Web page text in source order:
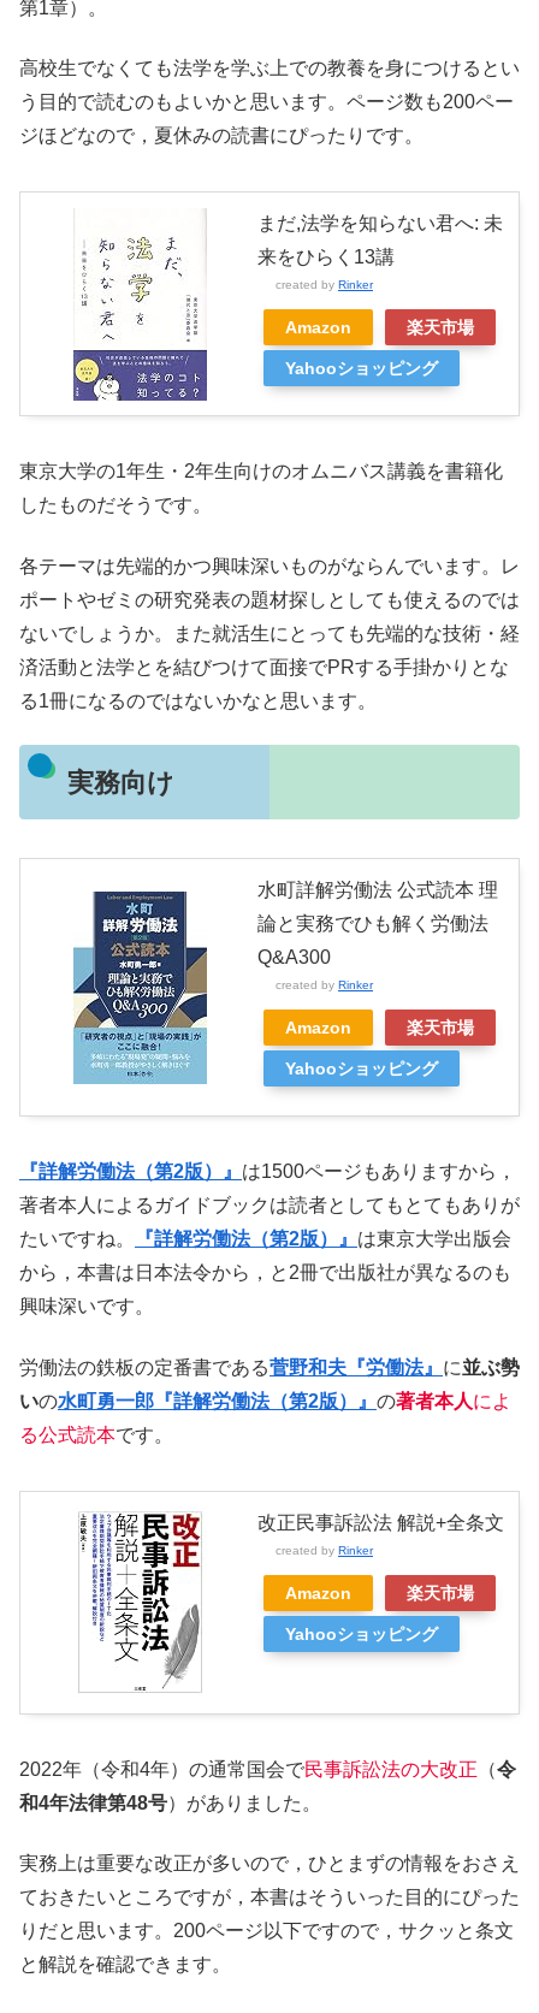
第1章）。
高校生でなくても法学を学ぶ上での教養を身につけるとい
う目的で読むのもよいかと思います。ページ数も200ペー
ジほどなので，夏休みの読書にぴったりです。
まだ,法学を知らない君へ: 未
来をひらく13講
created by Rinker
Amazon 楽天市場
Yahooショッピング
東京大学の1年生・2年生向けのオムニバス講義を書籍化
したものだそうです。
各テーマは先端的かつ興味深いものがならんでいます。レ
ポートやゼミの研究発表の題材探しとしても使えるのでは
ないでしょうか。また就活生にとっても先端的な技術・経
済活動と法学とを結びつけて面接でPRする手掛かりとな
る1冊になるのではないかなと思います。
実務向け
水町詳解労働法 公式読本 理
論と実務でひも解く労働法
Q&A300
created by Rinker
Amazon 楽天市場
Yahooショッピング
『詳解労働法（第2版）』 は1500ページもありますから，
著者本人によるガイドブックは読者としてもとてもありが
たいですね。
『詳解労働法（第2版）』 は東京大学出版会
から，本書は日本法令から，と2冊で出版社が異なるのも
興味深いです。
労働法の鉄板の定番書である菅野和夫『労働法』 に並ぶ勢
いの水町勇一郎『詳解労働法（第2版）』 の著者本人によ
る公式読本です。
改正民事訴訟法 解説+全条文
created by Rinker
Amazon 楽天市場
Yahooショッピング
2022年（令和4年）の通常国会で民事訴訟法の大改正 （令
和4年法律第48号）がありました。
実務上は重要な改正が多いので，ひとまずの情報をおさえ
ておきたいところですが，本書はそういった目的にぴった
りだと思います。200ページ以下ですので，サクッと条文
と解説を確認できます。